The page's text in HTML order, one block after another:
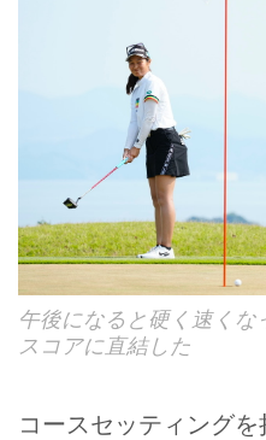
午後になると硬く速く
スコアに直結した
コースセッティング